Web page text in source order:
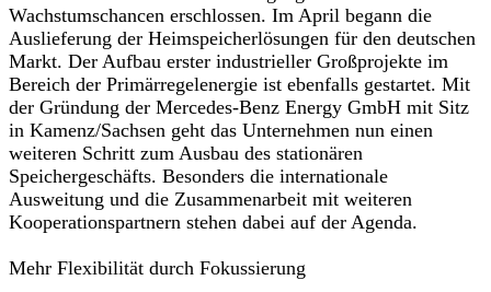
Wachstumschancen erschlossen. Im April begann die
Auslieferung der Heimspeicherlösungen für den deutschen
Markt. Der Aufbau erster industrieller Großprojekte im
Bereich der Primärregelenergie ist ebenfalls gestartet. Mit
der Gründung der Mercedes-Benz Energy GmbH mit Sitz
in Kamenz/Sachsen geht das Unternehmen nun einen
weiteren Schritt zum Ausbau des stationären
Speichergeschäfts. Besonders die internationale
Ausweitung und die Zusammenarbeit mit weiteren
Kooperationspartnern stehen dabei auf der Agenda.
Mehr Flexibilität durch Fokussierung